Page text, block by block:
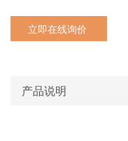
立即在线询价
产品说明